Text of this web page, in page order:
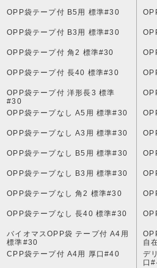
OPP袋テープ付 B5用 標準#30
OPP袋テープ付 B3用 標準#30
OPP袋テープ付 角2 標準#30
OPP袋テープ付 長40 標準#30
OPP袋テープ付 洋形長3 標準
#30
OPP袋テープなし A5用 標準#30
OPP袋テープなし A3用 標準#30
OPP袋テープなし B5用 標準#30
OPP袋テープなし B3用 標準#30
OPP袋テープなし 角2 標準#30
OPP袋テープなし 長40 標準#30
バイオマスOPP袋 テープ付 A4用
標準#30
自
CPP袋テープ付 A4用 厚口#40
デ
口